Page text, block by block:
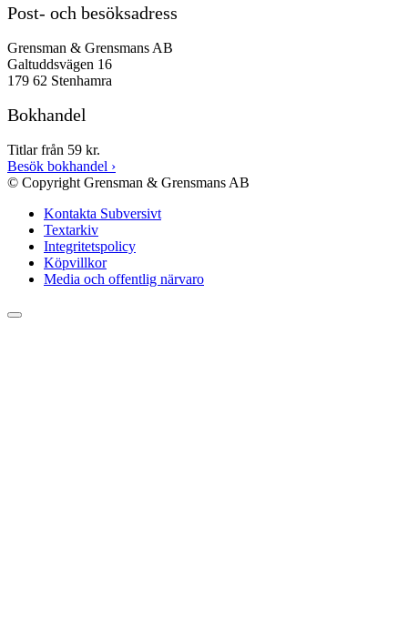
Post- och besöksadress
Grensman & Grensmans AB
Galtuddsvägen 16
179 62 Stenhamra
Bokhandel
Titlar från 59 kr.
Besök bokhandel ›
© Copyright Grensman & Grensmans AB
Kontakta Subversivt
Textarkiv
Integritetspolicy
Köpvillkor
Media och offentlig närvaro
Rulla